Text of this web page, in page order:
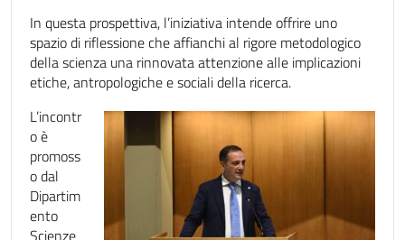
In questa prospettiva, l’iniziativa intende offrire uno
spazio di riflessione che affianchi al rigore metodologico
della scienza una rinnovata attenzione alle implicazioni
etiche, antropologiche e sociali della ricerca.
L’incontr
o è
promoss
o dal
Dipartim
ento
Scienze